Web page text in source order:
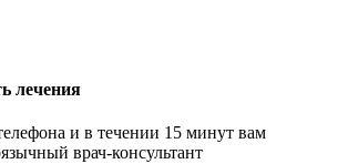
лечения
и в течении 15 минут вам
врач-консультант